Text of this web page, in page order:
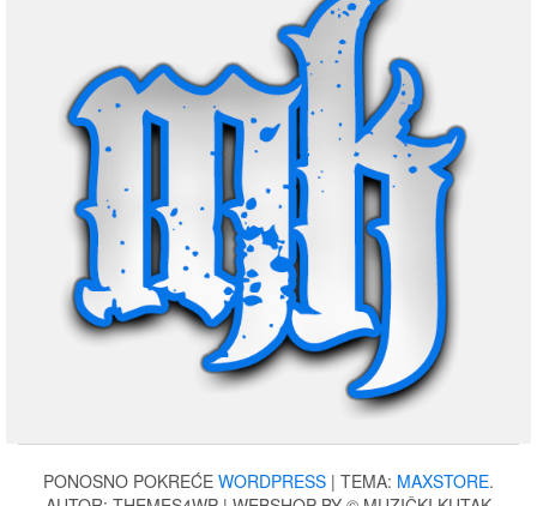
PONOSNO POKREĆE WORDPRESS | TEMA: MAXSTORE.